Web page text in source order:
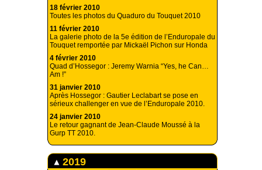
18 février 2010
Toutes les photos du Quaduro du Touquet 2010
11 février 2010
La galerie photo de la 5e édition de l’Enduropale du
Touquet remportée par Mickaël Pichon sur Honda
4 février 2010
Quad d’Hossegor : Jeremy Warnia “Yes, he Can…
Am !”
31 janvier 2010
Après Hossegor : Gautier Leclabart se pose en
sérieux challenger en vue de l’Enduropale 2010.
24 janvier 2010
Le retour gagnant de Jean-Claude Moussé à la
Gurp TT 2010.
2019